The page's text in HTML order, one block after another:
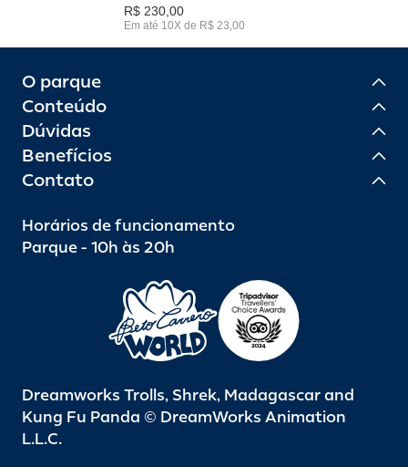
R$ 230,00
Em até 10X de R$ 23,00
O parque
Conteúdo
Dúvidas
Benefícios
Contato
Horários de funcionamento
Parque - 10h às 20h
Dreamworks Trolls, Shrek, Madagascar and
Kung Fu Panda © DreamWorks Animation
L.L.C.